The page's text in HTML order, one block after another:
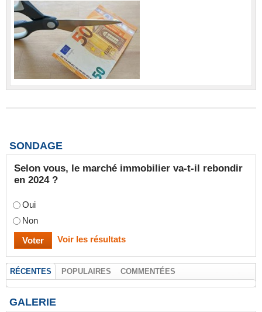
SONDAGE
Selon vous, le marché immobilier va-t-il rebondir
en 2024 ?
Oui
Non
Voir les résultats
RÉCENTES POPULAIRES COMMENTÉES
GALERIE